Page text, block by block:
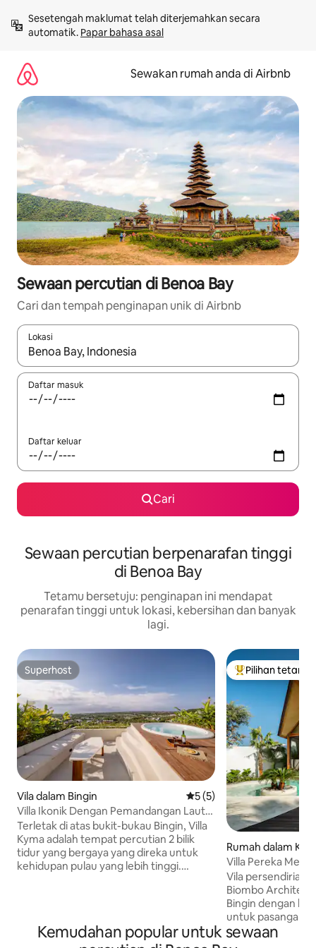
kandungan
Sesetengah maklumat telah diterjemahkan secara
automatik. Papar bahasa asal
Sewakan rumah anda di Airbnb
Sewaan percutian di Benoa Bay
Cari dan tempah penginapan unik di Airbnb
Lokasi
Apabila hasil tersedia, navigasi dengan kekunci anak panah
Daftar masuk
Daftar keluar
Cari
Sewaan percutian berpenarafan tinggi
di Benoa Bay
Tetamu bersetuju: penginapan ini mendapat
penarafan tinggi untuk lokasi, kebersihan dan banyak
lagi.
Superhost
Superhost
Vila dalam Bingin Penarafan purata 5
5 (5)
Villa Ikonik Dengan Pemandangan Laut
dan Jacuzzi Di Bumbung di Bingin
Terletak di atas bukit-bukau Bingin, Villa
Kyma adalah tempat percutian 2 bilik
tidur yang bergaya yang direka untuk
kehidupan pulau yang lebih tinggi.
atas bumbung anda dengan matahari
Pilihan utama
Pilihan tetamu
Rumah dalam
uta Selatan
Villa Pereka
Renang
Vila persendirian
Biombo
Bingin dengan
untuk pasangan
istimewa. Ruang
Kemudahan popular untuk sewaan